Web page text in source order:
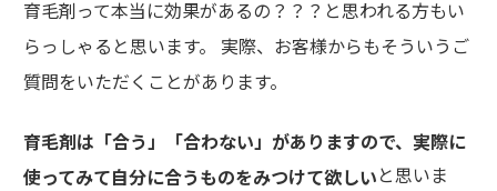
育毛剤って本当に効果があるの？？？と思われる方もい
らっしゃると思います。 実際、お客様からもそういうご
質問をいただくことがあります。
育毛剤は「合う」「合わない」がありますので、実際に
使ってみて自分に合うものをみつけて欲しいと思いま